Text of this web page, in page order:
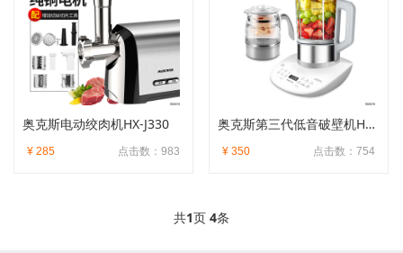
奥克斯电动绞肉机HX-J330
点击数：983
¥ 285
奥克斯第三代低音破壁机HX-PB9322
点击数：754
¥ 350
共1页 4条